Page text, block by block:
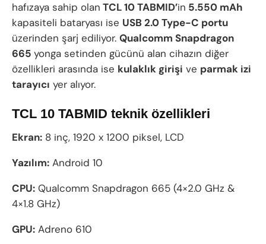
hafızaya sahip olan TCL 10 TABMID’in 5.550 mAh
kapasiteli bataryası ise USB 2.0 Type-C portu
üzerinden şarj ediliyor. Qualcomm Snapdragon
665 yonga setinden gücünü alan cihazın diğer
özellikleri arasında ise kulaklık girişi ve parmak izi
tarayıcı yer alıyor.
TCL 10 TABMID teknik özellikleri
Ekran: 8 inç, 1920 x 1200 piksel, LCD
Yazılım: Android 10
CPU: Qualcomm Snapdragon 665 (4×2.0 GHz &
4×1.8 GHz)
GPU: Adreno 610